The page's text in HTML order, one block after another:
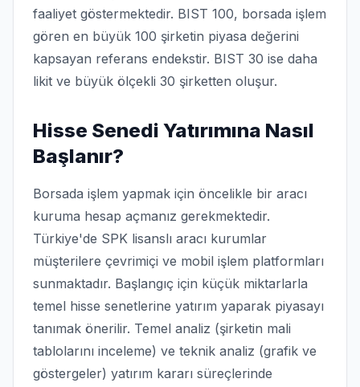
faaliyet göstermektedir. BIST 100, borsada işlem
gören en büyük 100 şirketin piyasa değerini
kapsayan referans endekstir. BIST 30 ise daha
likit ve büyük ölçekli 30 şirketten oluşur.
Hisse Senedi Yatırımına Nasıl
Başlanır?
Borsada işlem yapmak için öncelikle bir aracı
kuruma hesap açmanız gerekmektedir.
Türkiye'de SPK lisanslı aracı kurumlar
müşterilere çevrimiçi ve mobil işlem platformları
sunmaktadır. Başlangıç için küçük miktarlarla
temel hisse senetlerine yatırım yaparak piyasayı
tanımak önerilir. Temel analiz (şirketin mali
tablolarını inceleme) ve teknik analiz (grafik ve
göstergeler) yatırım kararı süreçlerinde